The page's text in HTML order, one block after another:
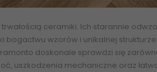
ceramiki. Ich starannie
wzorów i unikalnej strukturze
doskonale sprawdzi się
uszkodzenia mechaniczne oraz